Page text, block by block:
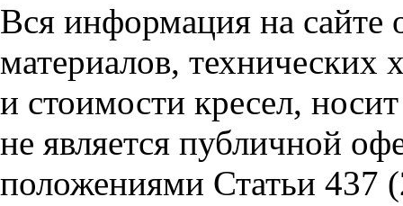
Вся информация на сайте
материалов, технических
и стоимости кресел,
не является публичной
положениями Статьи 437